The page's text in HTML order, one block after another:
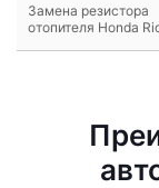
Замена резистора
отопителя Honda